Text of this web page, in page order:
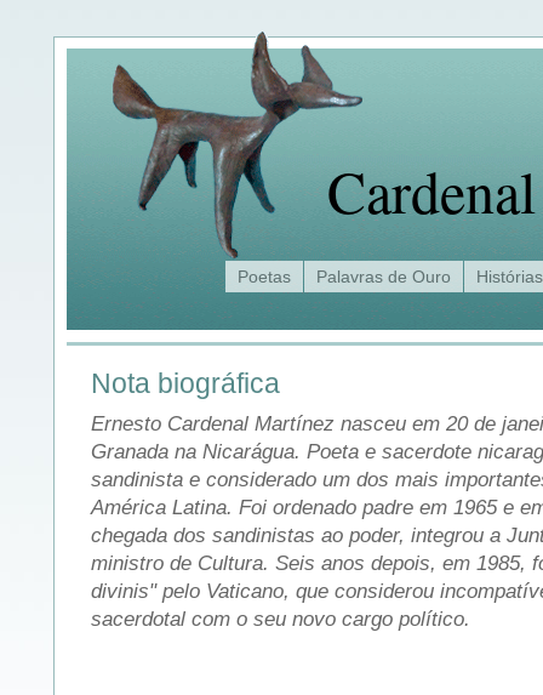
Poetas Palavras de Ouro Histórias
Nota biográfica
Ernesto Cardenal Martínez nasceu em 20 de
Granada na Nicarágua. Poeta e sacerdote
sandinista e considerado um dos mais
América Latina. Foi ordenado padre em 1965 e
chegada dos sandinistas ao poder, integrou a
ministro de Cultura. Seis anos depois, em 1985,
divinis" pelo Vaticano, que considerou
sacerdotal com o seu novo cargo político.